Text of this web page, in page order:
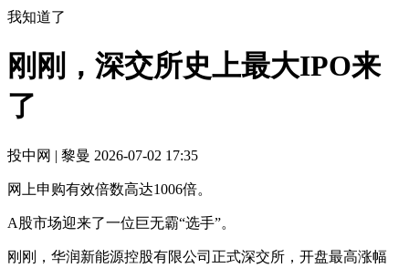
我知道了
刚刚，深交所史上最大IPO来
了
投中网 | 黎曼 2026-07-02 17:35
网上申购有效倍数高达1006倍。
A股市场迎来了一位巨无霸“选手”。
刚刚，华润新能源控股有限公司正式深交所，开盘最高涨幅